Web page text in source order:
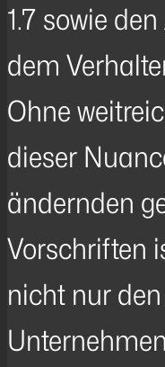
1.7 sowie
dem
Ohne
dieser
ändernden
Vorschriften
nicht nur